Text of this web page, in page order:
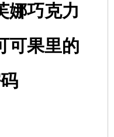
娜巧克力
可果里的